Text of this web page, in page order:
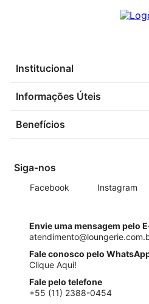
Institucional
Informações Úteis
Benefícios
Siga-nos
Facebook Instagram
Envie uma mensagem pelo
Fale conosco pelo
Clique Aqui!
Fale pelo telefone
+55 (11) 2388-0454